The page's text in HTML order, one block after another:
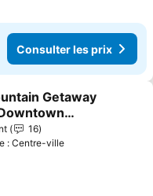
Consulter les prix
à mes favoris
Getaway
prix
16
: Centre-ville